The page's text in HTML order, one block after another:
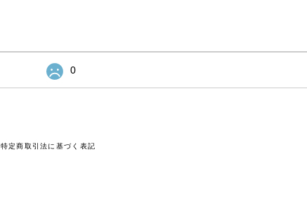
0
特定商取引法に基づく表記